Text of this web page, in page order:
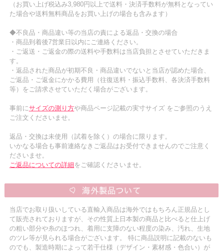
（お買い上げ税込み3,980円以上で送料・決済手数料が無料となってい
た場合や送料無料商品をお買い上げの場合も含みます）
◆不良品・商品違い等の当店の責による返品・交換の場合
・商品到着後7営業日以内にご連絡ください。
・ご返送・ご返金の際の送料や手数料は当店負担とさせていただきま
す。
・返品された商品が初期不良・商品違いでないと当店が認めた場合、
ご返品・ご返金にかかる費用（往復送料・振込手数料、各決済手数料
等）をご請求させていただく場合がございます。
事前にサイズの測り方や商品ページ記載の実寸サイズ をご参照のうえ
ご注文くださいませ。
返品・交換は未使用（試着を除く）の場合に限ります。
いかなる場合も事前連絡なきご返品はお受付できませんのでご注意く
ださいませ。
ご返品についての詳細をご確認くださいませ。
当店でお取り扱いしている直輸入商品は海外ではもちろん正規品とし
て販売されておりますが、その性質上日本製の商品と比べると仕上げ
の粗い部分や糸のほつれ、着用に支障のない程度の染み、汚れ、生地
のツレ等が見られる場合がございます。 特に商品説明に記載のないも
のでも、製造時期によって若干仕様（デザイン・素材感・色合い）が